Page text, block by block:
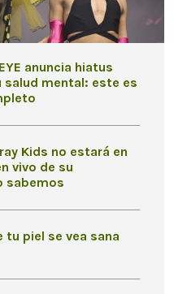
anuncia hiatus
mental: este es
Kids no estará en
vivo de su
sabemos
tu piel se vea sana